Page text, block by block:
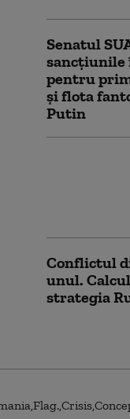
Senatul
sancțiunile
pentru
și flota
Putin
Conflictul
unul.
strategia